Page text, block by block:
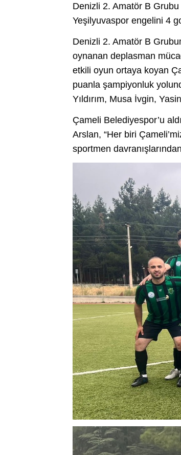
Denizli 2. Amatör B
Yeşilyuvaspor engelini 4
Denizli 2. Amatör B
oynanan deplasman
etkili oyun ortaya koyan
puanla şampiyonluk
Yıldırım, Musa İvgin,
Çameli Belediyespor’u
Arslan, “Her biri
sportmen